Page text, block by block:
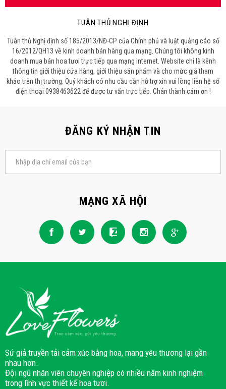
TUÂN THỦ NGHỊ ĐỊNH
Tuân thủ Nghị định số 185/2013/NĐ-CP của Chính phủ và luật quảng cáo số
16/2012/QH13 về kinh doanh bán hàng qua mạng. Chúng tôi không kinh
doanh mua bán hoa tươi trực tiếp qua mạng internet. Website chỉ là kênh
thông tin giới thiệu cửa hàng, giới thiệu sản phẩm và cho mức giá tham
khảo trên thị trường. Quý khách có nhu cầu cần hỗ trợ xin vui lòng liên hệ số
điện thoại 0938463622 để được tư vấn trực tiếp. Chân thành cảm ơn !
ĐĂNG KÝ NHẬN TIN
MẠNG XÃ HỘI
Sứ giả truyền tải cảm xúc bằng hoa, mang yêu thương lại gần
nhau hơn.
Đội ngũ nhân viên chuyên nghiệp có nhiều năm kinh nghiệm
trong lĩnh vực thiết kế hoa tươi.